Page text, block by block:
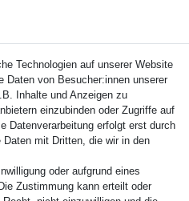
Technologien auf unserer Website
Daten von Besucher:innen unserer
Inhalte und Anzeigen zu
einzubinden oder Zugriffe auf
Datenverarbeitung erfolgt erst durch
mit Dritten, die wir in den
oder aufgrund eines
Zustimmung kann erteilt oder